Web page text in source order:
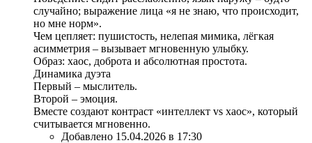
случайно; выражение лица «я не знаю, что происходит,
но мне норм».
Чем цепляет: пушистость, нелепая мимика, лёгкая
асимметрия – вызывает мгновенную улыбку.
Образ: хаос, доброта и абсолютная простота.
Динамика дуэта
Первый – мыслитель.
Второй – эмоция.
Вместе создают контраст «интеллект vs хаос», который
считывается мгновенно.
Добавлено 15.04.2026 в 17:30